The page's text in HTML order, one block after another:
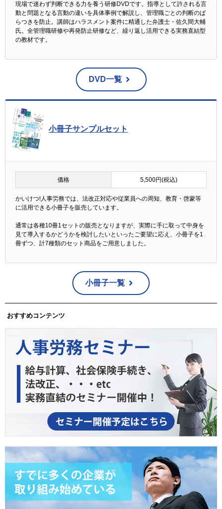
現場で迷わず判断できる力を養う研修DVDです。指導として許される言
動と問題となる言動の違いを具体事例で解説し、管理職ごとの判断のば
らつきを防止。講師はハラスメント案件に精通した弁護士・佐久間大輔
氏。全管理職研修や再発防止研修など、繰り返し活用できる実務直結型
の教材です。
DVD一覧
小冊子サンプルセット
価格 5,500円(税込)
かいけつ!人事労務では、法改正対応や従業員への周知、教育・啓蒙等
に活用できる小冊子を販売しています。
通常は各種10冊1セットの販売となりますが、実際に手に取って中身を
見て導入するかどうかを検討したいといったご要望に応え、小冊子を1
冊ずつ、計7種類のセット商品をご用意しました。
小冊子一覧
おすすめコンテンツ